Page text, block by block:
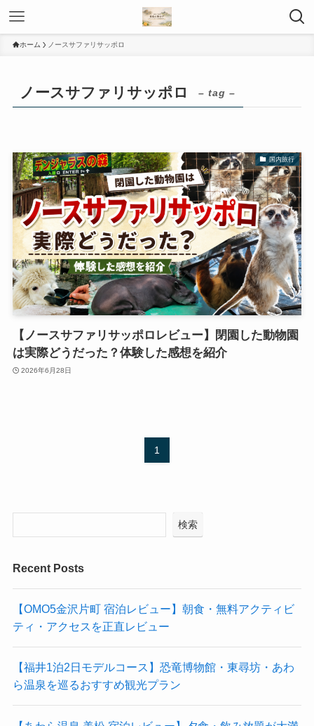
ホーム ノースサファリサッポロ
ノースサファリサッポロ – tag –
国内旅行
【ノースサファリサッポロレビュー】閉園した動物園
は実際どうだった？体験した感想を紹介
2026年6月28日
1
検索
Recent Posts
【OMO5金沢片町 宿泊レビュー】朝食・無料アクティビ
ティ・アクセスを正直レビュー
【福井1泊2日モデルコース】恐竜博物館・東尋坊・あわ
ら温泉を巡るおすすめ観光プラン